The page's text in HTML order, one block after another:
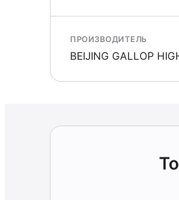
ПРОИЗВОДИТЕЛЬ
BEIJING GALLOP